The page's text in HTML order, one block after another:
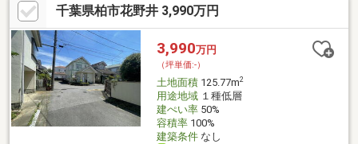
して幸せな未来へのスタートを切りましょう。■業界初の無料ア
フターサポート【TOHO HOUSE CLUB】『住まい』のご購入はゴ
ールではなくスタートです。お客様の『住まい』と『暮らし』の
安心と安全を守るサービスを全て無料で提供しています。詳細は
お気軽にお問合せ下さい！
千葉県柏市花野井 3,990万円
3,990万円
（坪単価:-）
土地面積125.77m2
用途地域１種低層
建ぺい率50%
容積率100%
建築条件なし